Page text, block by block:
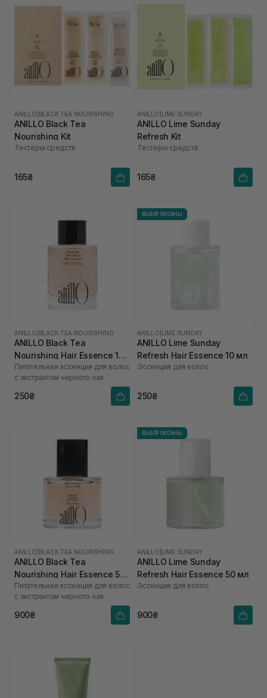
ANILLO BLACK TEA NOURISHING
ANILLO Black Tea
Nourishing Kit
Тестеры средств
165₴
ANILLO LIME SUNDAY
ANILLO Lime Sunday
Refresh Kit
Тестеры средств
165₴
ANILLO BLACK TEA NOURISHING
ANILLO Black Tea
Nourishing Hair Essence 10
мл
Питательная эссенция для волос
с экстрактом черного чая
250₴
ВЫБОР ОКСАНЫ
ANILLO LIME SUNDAY
ANILLO Lime Sunday
Refresh Hair Essence 10 мл
Эссенция для волос
250₴
ANILLO BLACK TEA NOURISHING
ANILLO Black Tea
Nourishing Hair Essence 50
мл
Питательная эссенция для волос
с экстрактом черного чая
900₴
ВЫБОР ОКСАНЫ
ANILLO LIME SUNDAY
ANILLO Lime Sunday
Refresh Hair Essence 50 мл
Эссенция для волос
900₴